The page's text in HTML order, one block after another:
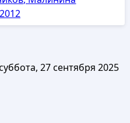
27 сентября 2025